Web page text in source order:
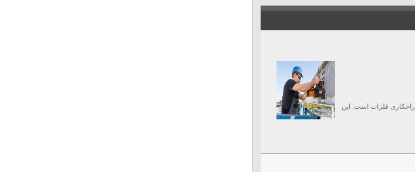
فلزات است. این